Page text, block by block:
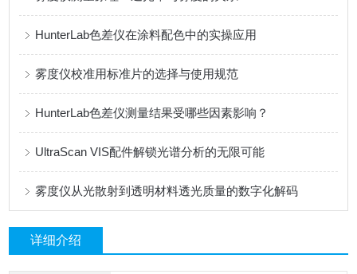
HunterLab色差仪在涂料配色中的实操应用
雾度仪校准用标准片的选择与使用规范
HunterLab色差仪测量结果受哪些因素影响？
UltraScan VIS配件解锁光谱分析的无限可能
雾度仪从光散射到透明材料透光质量的数字化解码
详细介绍